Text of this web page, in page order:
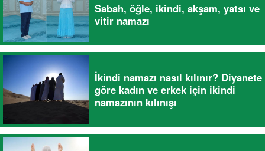
Sabah, öğle, ikindi, akşam, yatsı ve
vitir namazı
İkindi namazı nasıl kılınır? Diyanete
göre kadın ve erkek için ikindi
namazının kılınışı